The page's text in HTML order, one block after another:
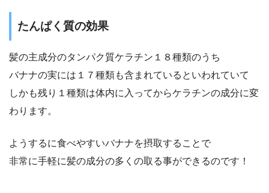
たんぱく質の効果
髪の主成分のタンパク質ケラチン１８種類のうち
バナナの実には１７種類も含まれているといわれていて
しかも残り１種類は体内に入ってからケラチンの成分に変
わります。
ようするに食べやすいバナナを摂取することで
非常に手軽に髪の成分の多くの取る事ができるのです！